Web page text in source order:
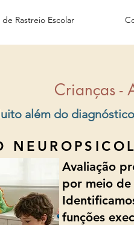
Rastreio Escolar
Crianças -
além do
Avaliação
por meio
funções